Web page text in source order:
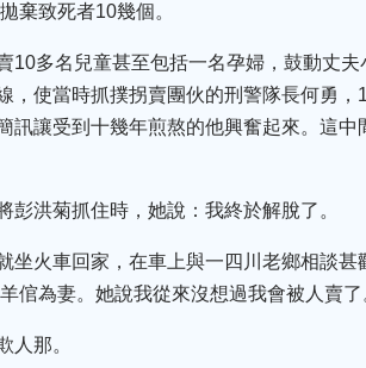
棄致死者10幾個。
10多名兒童甚至包括一名孕婦，鼓動丈
，使當時抓撲拐賣團伙的刑警隊長何勇
訊讓受到十幾年煎熬的他興奮起來。這
洪菊抓住時，她說：我終於解脫了。
坐火車回家，在車上與一四川老鄉相談
倌為妻。她說我從來沒想過我會被人賣了
人那。